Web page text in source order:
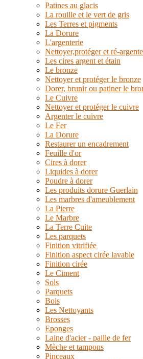
Patines au glacis
La rouille et le vert de gris
Les Terres et pigments
La Dorure
L'argenterie
Nettoyer,protéger et ré-
Les cires argent et étain
Le bronze
Nettoyer et protéger le bronze
Dorer, brunir ou patiner le
Le Cuivre
Nettoyer et protéger le cuivre
Argenter le cuivre
Le Fer
La Dorure
Restaurer un encadrement
Feuille d'or
Cires à dorer
Liquides à dorer
Poudre à dorer
Les produits dorure Guerlain
Les marbres d'ameublement
La Pierre
Le Marbre
La Terre Cuite
Les parquets
Finition vitrifiée
Finition aspect cirée lavable
Finition cirée
Le Ciment
Sols
Parquets
Bois
Les Nettoyants
Brosses
Eponges
Laine d'acier - paille de fer
Mèche et tampons
Pinceaux